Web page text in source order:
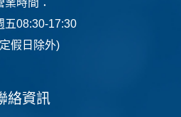
業時間：
五08:30-17:30
假日除外)
絡資訊